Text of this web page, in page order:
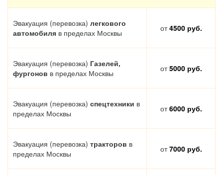
Эвакуация (перевозка) легкового
автомобиля в пределах Москвы от4500 руб.
Эвакуация (перевозка) Газелей,
фургонов в пределах Москвы от5000 руб.
Эвакуация (перевозка) спецтехники в
пределах Москвы
от6000 руб.
Эвакуация (перевозка) тракторов в
пределах Москвы
от7000 руб.